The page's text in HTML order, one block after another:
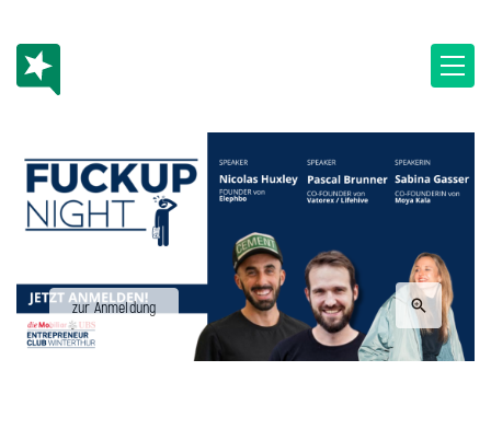
zur Anmeldung